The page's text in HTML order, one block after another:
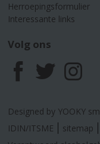
Herroepingsformulier
Interessante links
Volg ons
F
a
c
T
w
i
I
n
s
Designed by YOOKY
IDIN/ITSME
sitemap